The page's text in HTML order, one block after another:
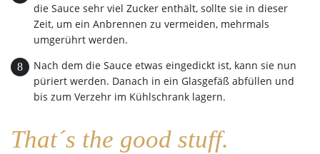
die Sauce sehr viel Zucker enthält, sollte sie in dieser
Zeit, um ein Anbrennen zu vermeiden, mehrmals
umgerührt werden.
Nach dem die Sauce etwas eingedickt ist, kann sie nun
püriert werden. Danach in ein Glasgefäß abfüllen und
bis zum Verzehr im Kühlschrank lagern.
That´s the good stuff.